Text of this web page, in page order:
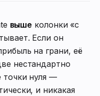
выше колонки «с
Если он
на грани, её
нестандартно
точки нуля —
и никакая